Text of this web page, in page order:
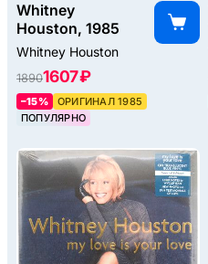
Whitney
Houston, 1985
Whitney Houston
18901607 ₽
–15%
ОРИГИНАЛ 1985
ПОПУЛЯРНО